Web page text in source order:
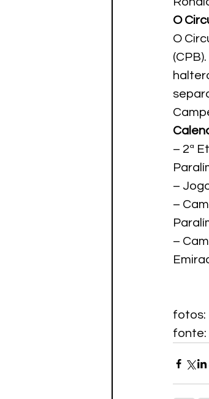
O
O
– 2ª
–
–
–
fotos:
fonte: